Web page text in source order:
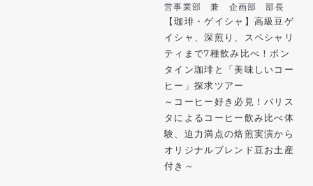
営事業部 兼 企画部 部長
【珈琲・ゲイシャ】高級豆ゲ
イシャ、深煎り、スペシャリ
ティまで7種飲み比べ！ボン
タイン珈琲と「美味しいコー
ヒー」探求ツアー
～コーヒー好き必見！バリス
タによるコーヒー飲み比べ体
験、迫力満点の焙煎実演から
オリジナルブレンド豆お土産
付き～